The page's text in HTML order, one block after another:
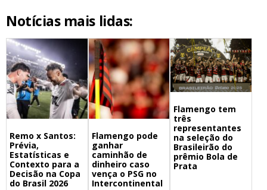
Notícias mais lidas:
Remo x Santos:
Prévia,
Estatísticas e
Contexto para a
Decisão na Copa
do Brasil 2026
Flamengo pode
ganhar
caminhão de
dinheiro caso
vença o PSG no
Intercontinental
Flamengo tem
três
representantes
na seleção do
Brasileirão do
prêmio Bola de
Prata